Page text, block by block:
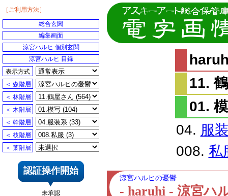
11.
01.
04. 服
008. 私
涼宮ハルヒの憂鬱
- haruhi - 涼宮ハ
［ご利用方法］
総合玄関
編集画面
涼宮ハルヒ 個別玄関
涼宮ハルヒ 目録
表示方式
＜ 森階層
＜ 林階層
＜ 木階層
＜ 幹階層
＜ 枝階層
＜ 葉階層
認証操作開始
未承認